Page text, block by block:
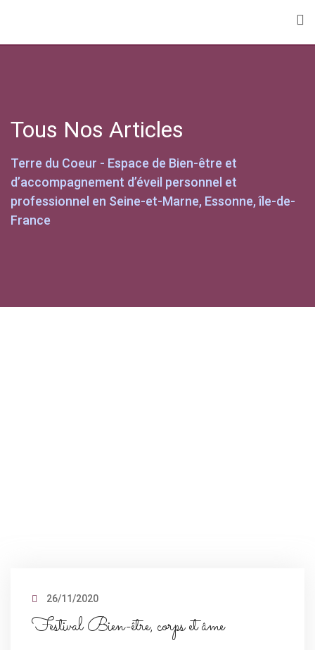
content
Tous Nos Articles
Terre du Coeur - Espace de Bien-être et
d’accompagnement d’éveil personnel et
professionnel en Seine-et-Marne, Essonne, île-de-
France
26/11/2020
Festival Bien-être, corps et âme